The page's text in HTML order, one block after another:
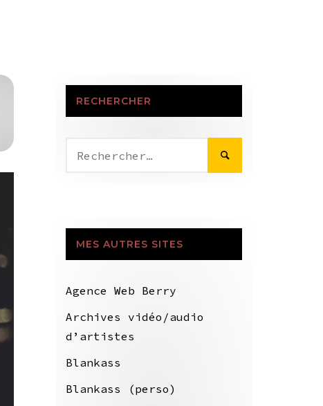
RECHERCHER
MES AUTRES SITES
Agence Web Berry
Archives vidéo/audio
d’artistes
Blankass
Blankass (perso)